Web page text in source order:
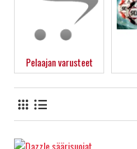
Pelaajan varusteet